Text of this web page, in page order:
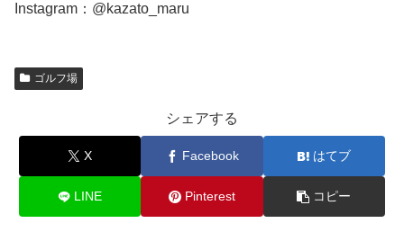
Instagram：@kazato_maru
ゴルフ場
シェアする
X Facebook はてブ
LINE Pinterest コピー